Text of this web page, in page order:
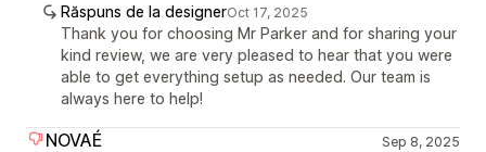
Răspuns de la designerOct 17, 2025
Thank you for choosing Mr Parker and for sharing your
kind review, we are very pleased to hear that you were
able to get everything setup as needed. Our team is
always here to help!
NOVAÉ Sep 8, 2025